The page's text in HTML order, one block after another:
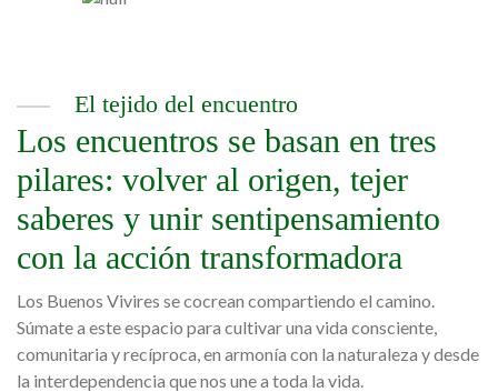
El tejido del encuentro
Los encuentros se basan en tres
pilares: volver al origen, tejer
saberes y unir sentipensamiento
con la acción transformadora
Los Buenos Vivires se cocrean compartiendo el camino.
Súmate a este espacio para cultivar una vida consciente,
comunitaria y recíproca, en armonía con la naturaleza y desde
la interdependencia que nos une a toda la vida.